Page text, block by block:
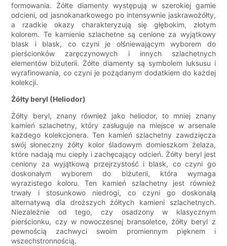
formowania. Żółte diamenty występują w szerokiej gamie
odcieni, od jasnokanarkowego po intensywnie jaskrawożółty,
a rzadkie okazy charakteryzują się głębokim, złotym
kolorem. Te kamienie szlachetne są cenione za wyjątkowy
blask i blask, co czyni je olśniewającym wyborem do
pierścionków zaręczynowych i innych szlachetnych
elementów biżuterii. Żółte diamenty są symbolem luksusu i
wyrafinowania, co czyni je pożądanym dodatkiem do każdej
kolekcji.
Żółty beryl (Heliodor)
Żółty beryl, znany również jako heliodor, to mniej znany
kamień szlachetny, który zasługuje na miejsce w arsenale
każdego kolekcjonera. Ten kamień szlachetny zawdzięcza
swój słoneczny żółty kolor śladowym domieszkom żelaza,
które nadają mu ciepły i zachęcający odcień. Żółty beryl jest
ceniony za wyjątkową przejrzystość i blask, co czyni go
doskonałym wyborem do biżuterii, która wymaga
wyrazistego koloru. Ten kamień szlachetny jest również
trwały i stosunkowo niedrogi, co czyni go doskonałą
alternatywą dla droższych żółtych kamieni szlachetnych.
Niezależnie od tego, czy osadzony w klasycznym
pierścionku, czy w nowoczesnej bransoletce, żółty beryl z
pewnością zachwyci swoim promiennym pięknem i
wszechstronnością.